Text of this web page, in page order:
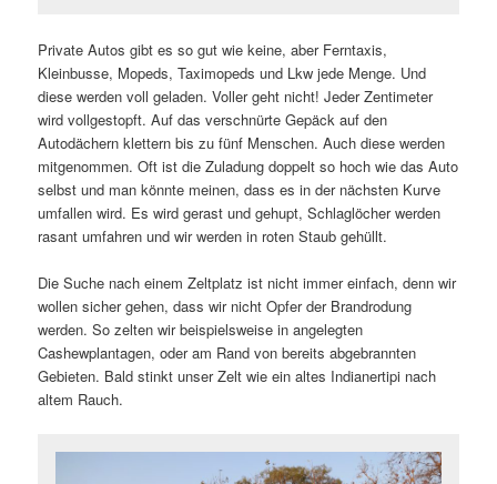
Private Autos gibt es so gut wie keine, aber Ferntaxis,
Kleinbusse, Mopeds, Taximopeds und Lkw jede Menge. Und
diese werden voll geladen. Voller geht nicht! Jeder Zentimeter
wird vollgestopft. Auf das verschnürte Gepäck auf den
Autodächern klettern bis zu fünf Menschen. Auch diese werden
mitgenommen. Oft ist die Zuladung doppelt so hoch wie das Auto
selbst und man könnte meinen, dass es in der nächsten Kurve
umfallen wird. Es wird gerast und gehupt, Schlaglöcher werden
rasant umfahren und wir werden in roten Staub gehüllt.
Die Suche nach einem Zeltplatz ist nicht immer einfach, denn wir
wollen sicher gehen, dass wir nicht Opfer der Brandrodung
werden. So zelten wir beispielsweise in angelegten
Cashewplantagen, oder am Rand von bereits abgebrannten
Gebieten. Bald stinkt unser Zelt wie ein altes Indianertipi nach
altem Rauch.